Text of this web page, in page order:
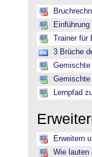
Trainer
3 Brüche
Gemischte
Gemischte
Lernpfad
Erweitern
Wie lauten